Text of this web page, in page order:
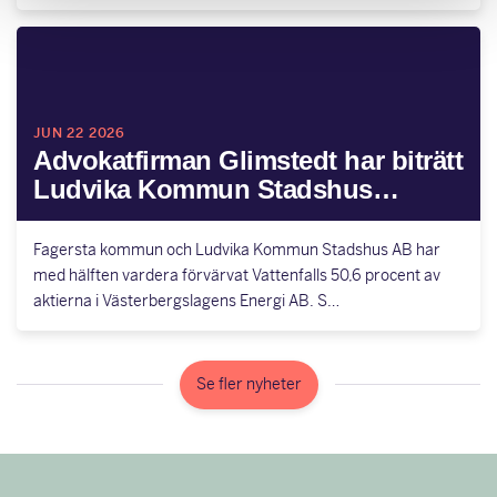
JUN 22 2026
Advokatfirman Glimstedt har biträtt
Ludvika Kommun Stadshus…
Fagersta kommun och Ludvika Kommun Stadshus AB har
med hälften vardera förvärvat Vattenfalls 50,6 procent av
aktierna i Västerbergslagens Energi AB. S…
Se fler nyheter